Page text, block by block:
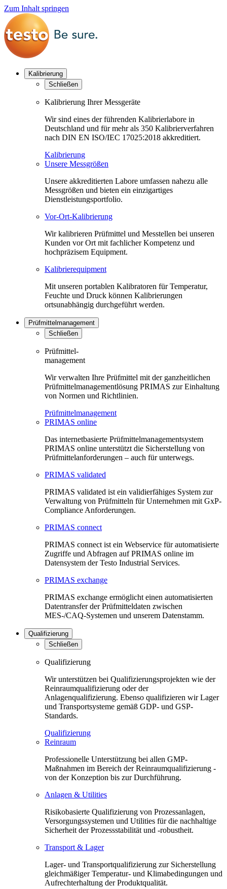
Zum Inhalt springen
Kalibrierung
Schließen
Kalibrierung Ihrer Messgeräte
Wir sind eines der führenden Kalibrierlabore in
Deutschland und für mehr als 350 Kalibrierverfahren
nach DIN EN ISO/IEC 17025:2018 akkreditiert.
Kalibrierung
Unsere Messgrößen
Unsere akkreditierten Labore umfassen nahezu alle
Messgrößen und bieten ein einzigartiges
Dienstleistungsportfolio.
Vor-Ort-Kalibrierung
Wir kalibrieren Prüfmittel und Messtellen bei unseren
Kunden vor Ort mit fachlicher Kompetenz und
hochpräzisem Equipment.
Kalibrierequipment
Mit unseren portablen Kalibratoren für Temperatur,
Feuchte und Druck können Kalibrierungen
ortsunabhängig durchgeführt werden.
Prüfmittelmanagement
Schließen
Prüfmittel-
management
Wir verwalten Ihre Prüfmittel mit der ganzheitlichen
Prüfmittelmanagementlösung PRIMAS zur Einhaltung
von Normen und Richtlinien.
Prüfmittelmanagement
PRIMAS online
Das internetbasierte Prüfmittelmanagementsystem
PRIMAS online unterstützt die Sicherstellung von
Prüfmittelanforderungen – auch für unterwegs.
PRIMAS validated
PRIMAS validated ist ein validierfähiges System zur
Verwaltung von Prüfmitteln für Unternehmen mit GxP-
Compliance Anforderungen.
PRIMAS connect
PRIMAS connect ist ein Webservice für automatisierte
Zugriffe und Abfragen auf PRIMAS online im
Datensystem der Testo Industrial Services.
PRIMAS exchange
PRIMAS exchange ermöglicht einen automatisierten
Datentransfer der Prüfmitteldaten zwischen
MES-/CAQ-Systemen und unserem Datenstamm.
Qualifizierung
Schließen
Qualifizierung
Wir unterstützen bei Qualifizierungsprojekten wie der
Reinraumqualifizierung oder der
Anlagenqualifizierung. Ebenso qualifizieren wir Lager
und Transportsysteme gemäß GDP- und GSP-
Standards.
Qualifizierung
Reinraum
Professionelle Unterstützung bei allen GMP-
Maßnahmen im Bereich der Reinraumqualifizierung -
von der Konzeption bis zur Durchführung.
Anlagen & Utilities
Risikobasierte Qualifizierung von Prozessanlagen,
Versorgungssystemen und Utilities für die nachhaltige
Sicherheit der Prozessstabilität und -robustheit.
Transport & Lager
Lager- und Transportqualifizierung zur Sicherstellung
gleichmäßiger Temperatur- und Klimabedingungen und
Aufrechterhaltung der Produktqualität.